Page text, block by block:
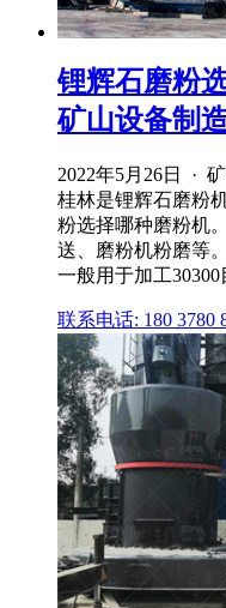
锂辉石磨粉
矿山设备制
2022年5月26日 ·
桂林是锂辉石磨粉
粉选择哪种磨粉机
送、磨粉机粉磨等
一般用于加工
联系电话: 180 3780